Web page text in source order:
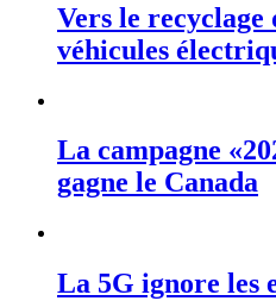
Vers le recyclage
véhicules
La campagne
gagne le Canada
La 5G ignore les